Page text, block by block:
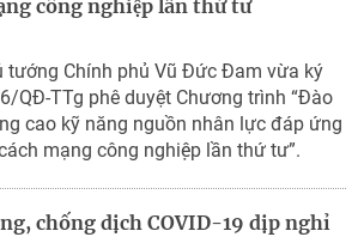
công nghiệp lần thứ tư
tướng Chính phủ Vũ Đức Đam vừa ký
QĐ-TTg phê duyệt Chương trình “Đào
cao kỹ năng nguồn nhân lực đáp ứng
mạng công nghiệp lần thứ tư”.
chống dịch COVID-19 dịp nghỉ